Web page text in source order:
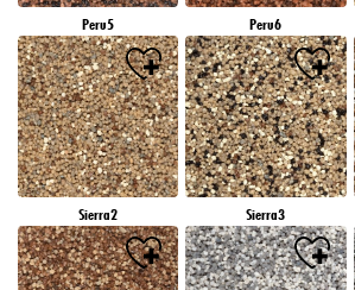
Peru5 Peru6
Sierra2 Sierra3